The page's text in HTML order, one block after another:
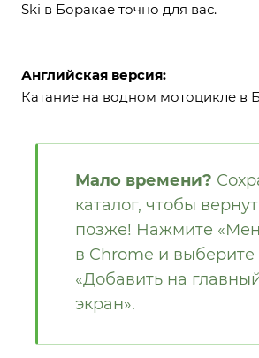
Ski в Боракае точно для вас.
Английская версия:
Катание на водном мотоцикле в
Мало времени?
каталог, чтобы
позже! Нажмите
в Chrome и выберите
«Добавить на
экран».